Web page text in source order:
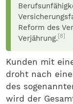
Reform des
Verjährung. [8]
Kunden mit
droht nach
des
wird der